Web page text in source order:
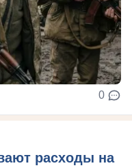
0
расходы на